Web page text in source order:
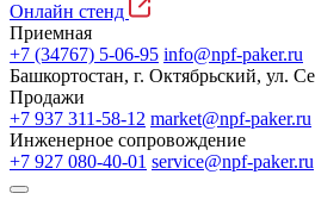
Онлайн стенд
Приемная
+7 (34767) 5-06-95 info@npf-paker.ru
Башкортостан, г. Октябрьский, ул.
Продажи
+7 937 311-58-12 market@npf-paker.ru
Инженерное сопровождение
+7 927 080-40-01 service@npf-paker.ru